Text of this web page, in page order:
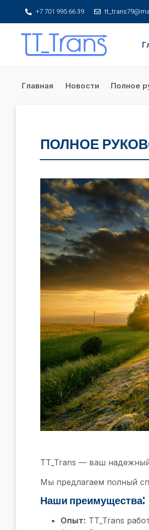
+7 701 995 66 39
Главная Новости Полное
ПОЛНОЕ
TT_Trans — ваш
Мы предлагаем полный
Наши преимущества:
Опыт: TT_Trans